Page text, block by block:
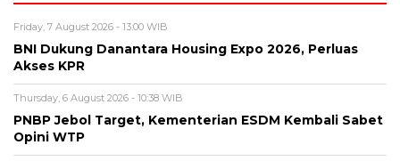
Friday, 7 August 2026 - 13:00 WIB
BNI Dukung Danantara Housing Expo 2026, Perluas
Akses KPR
Thursday, 6 August 2026 - 10:38 WIB
PNBP Jebol Target, Kementerian ESDM Kembali Sabet
Opini WTP